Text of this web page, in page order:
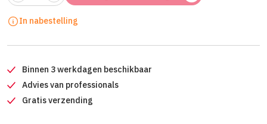
In nabestelling
Binnen 3 werkdagen beschikbaar
Advies van professionals
Gratis verzending